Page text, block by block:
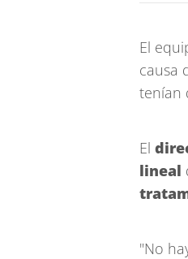
El
causa
tenían
El
lineal
"No